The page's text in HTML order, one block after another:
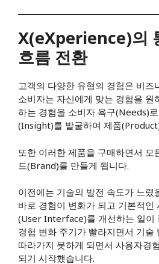
X(eXperience)의
흐름 전환
고객의 다양한 유형의 경험은 비즈
소비자는 자신에게 맞는 경험을 원
하는 경험을 소비자 욕구(Needs)
(Insight)를 발굴하여 제품
또한 이러한 제품을 구매하면서 모
드(Brand)를 만들게 됩니다.
이전에는 기술의 발전 속도가 느렸
바로 경험이 변화가 되고 기본적인
(User Interface)를 개선하는 일이
경험 변화 주기가 빨라지면서 기술
따라가지 못하게 되면서 사용자경
되기 시작했습니다.